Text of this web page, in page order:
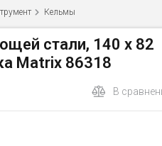
Кельмы
стали, 140 х 82
Matrix 86318
В